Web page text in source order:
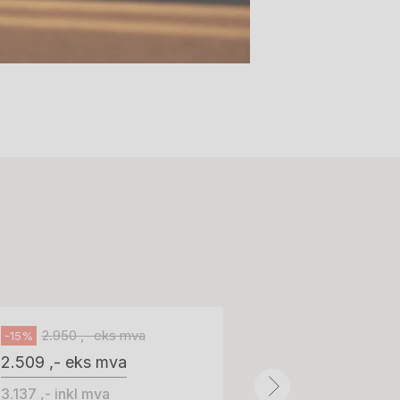
-15% 2.950 ,- eks mva
2.509 ,- eks mva
3.137 ,- inkl mva